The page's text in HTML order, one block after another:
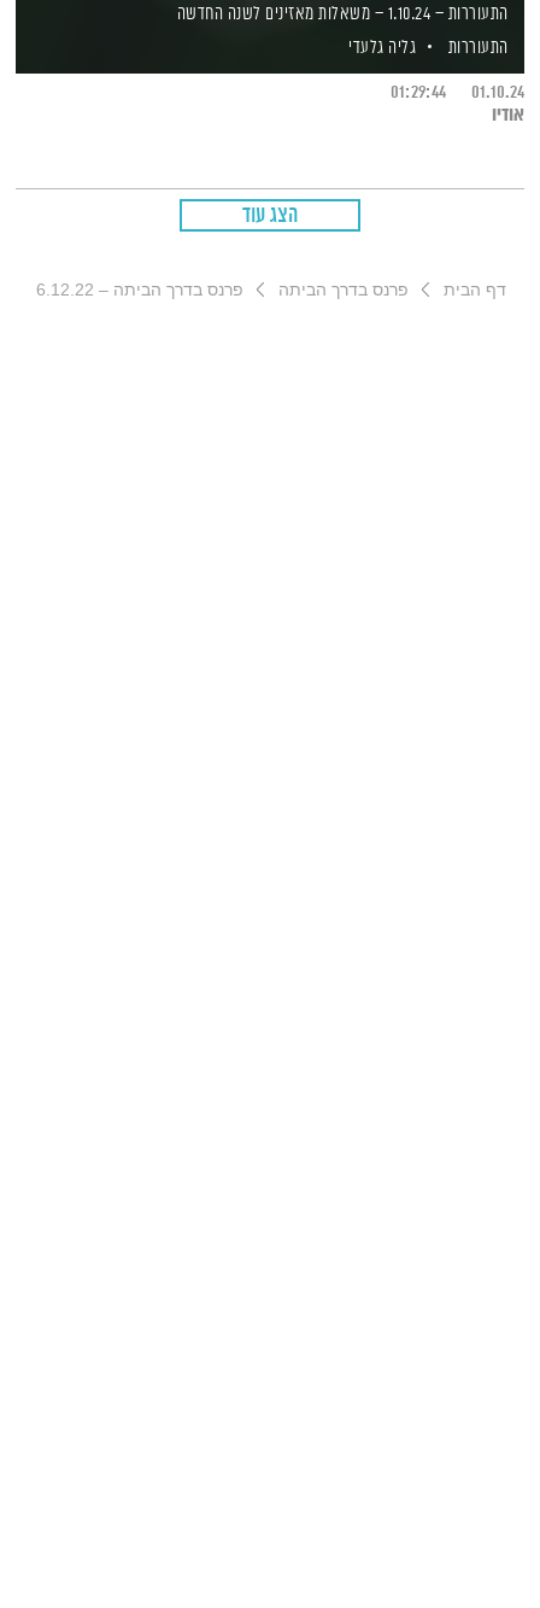
התעוררות – 1.10.24 – משאלות מאזינים לשנה החדשה
התעוררות
גליה גלעדי
01.10.24
01:29:44
אודיו
הצג עוד
דף הבית פרנס בדרך הביתה פרנס בדרך הביתה – 6.12.22